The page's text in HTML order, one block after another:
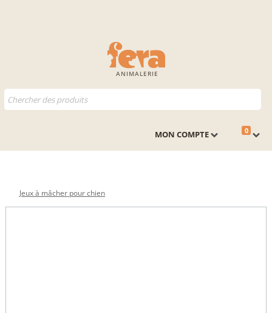
ANIMALERIE
0
MON COMPTE
Jeux à mâcher pour chien